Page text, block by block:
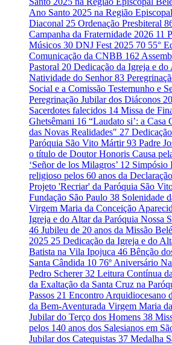
Ano Santo 2025 na Região
Diaconal 25 Ordenação Presbiteral
Campanha da Fraternidade 2026 11
Músicos 30 DNJ Fest 2025 70 55°
Comunicação da CNBB 162
Pastoral 20 Dedicação da Igreja e do
Natividade do Senhor83
Social e a Comissão Testemunho e
Peregrinação Jubilar dos Diáconos 20
Sacerdotes falecidos 14 Missa de
Ghetsêmani 16 “Laudato si’: a Casa
das Novas Realidades" 27
Paróquia São Vito Mártir93 Padre
o título de Doutor Honoris Causa
‘Señor de los Milagros’ 12 Simpósio
religioso pelos 60 anos da
Projeto 'Recriar' da Paróquia São
Fundação São Paulo 38 Solenidade
Virgem Maria da Conceição
Igreja e do Altar da Paróquia Nossa
46 Jubileu de 20 anos da Missão
2025 25 Dedicação da Igreja e do
Batista na Vila Ipojuca 46 Bênção
Santa Cândida 10 76º Aniversário
Pedro Scherer32 Leitura Contínua
da Exaltação da Santa Cruz na
Passos 21 Encontro Arquidiocesano
da Bem-Aventurada Virgem Maria
Jubilar do Terço dos Homens 38
pelos 140 anos dos Salesianos em
Jubilar dos Catequistas 37 Medalha